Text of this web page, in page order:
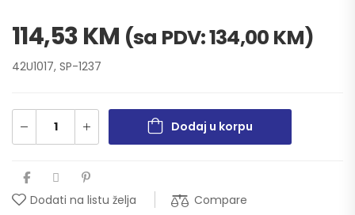
114,53KM (sa PDV:134,00 KM)
42U1017, SP-1237
Dodaj u korpu
Dodati na listu želja Compare